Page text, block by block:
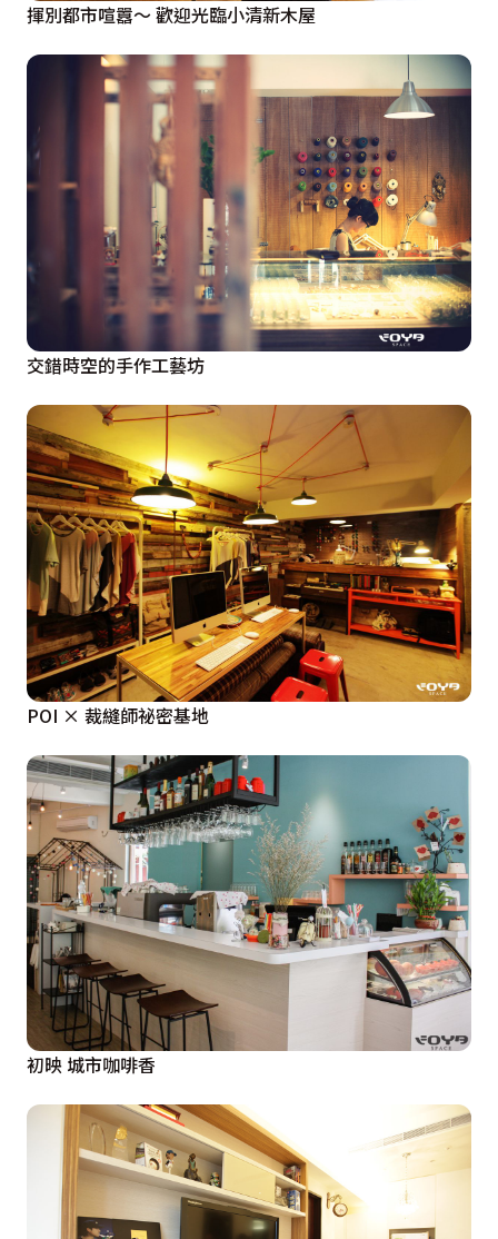
揮別都市喧囂～ 歡迎光臨小清新木屋
交錯時空的手作工藝坊
POI × 裁縫師祕密基地
初映 城市咖啡香